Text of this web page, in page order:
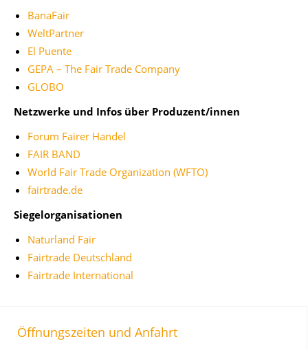
BanaFair
WeltPartner
El Puente
GEPA – The Fair Trade Company
GLOBO
Netzwerke und Infos über Produzent/innen
Forum Fairer Handel
FAIR BAND
World Fair Trade Organization (WFTO)
fairtrade.de
Siegelorganisationen
Naturland Fair
Fairtrade Deutschland
Fairtrade International
Öffnungszeiten und Anfahrt